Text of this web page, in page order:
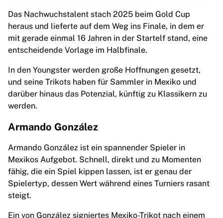
Das Nachwuchstalent stach 2025 beim Gold Cup
heraus und lieferte auf dem Weg ins Finale, in dem er
mit gerade einmal 16 Jahren in der Startelf stand, eine
entscheidende Vorlage im Halbfinale.
In den Youngster werden große Hoffnungen gesetzt,
und seine Trikots haben für Sammler in Mexiko und
darüber hinaus das Potenzial, künftig zu Klassikern zu
werden.
Armando González
Armando González ist ein spannender Spieler in
Mexikos Aufgebot. Schnell, direkt und zu Momenten
fähig, die ein Spiel kippen lassen, ist er genau der
Spielertyp, dessen Wert während eines Turniers rasant
steigt.
Ein von González signiertes Mexiko-Trikot nach einem